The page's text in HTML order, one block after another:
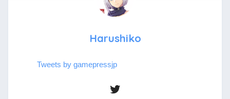
Harushiko
Tweets by gamepressjp